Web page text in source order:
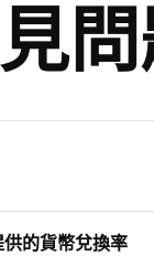
的貨幣兌換率